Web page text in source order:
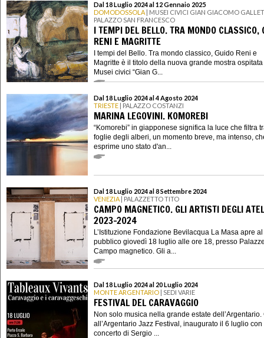
Dal 18 Luglio 2024 al 12 Gennaio 2025
DOMODOSSOLA | MUSEI CIVICI GIAN GIACOMO
PALAZZO SAN FRANCESCO
I TEMPI DEL BELLO. TRA MONDO CLASSICO,
RENI E MAGRITTE
I tempi del Bello. Tra mondo classico, Guido Reni e
Magritte è il titolo della nuova grande mostra
Musei civici “Gian G...
Dal 18 Luglio 2024 al 4 Agosto 2024
TRIESTE | PALAZZO COSTANZI
MARINA LEGOVINI. KOMOREBI
“Komorebi” in giapponese significa la luce che filtra
foglie degli alberi, un momento breve, ma intenso,
esprime uno stato d'an...
Dal 18 Luglio 2024 al 8 Settembre 2024
VENEZIA | PALAZZETTO TITO
CAMPO MAGNETICO. GLI ARTISTI DEGLI
2023-2024
L’Istituzione Fondazione Bevilacqua La Masa apre al
pubblico giovedì 18 luglio alle ore 18, presso
Campo magnetico. Gli a...
Dal 18 Luglio 2024 al 20 Luglio 2024
MONTE ARGENTARIO | SEDI VARIE
FESTIVAL DEL CARAVAGGIO
Non solo musica nella grande estate dell’Argentario.
all’Argentario Jazz Festival, inaugurato il 6 luglio con
concerto di Sergio ...